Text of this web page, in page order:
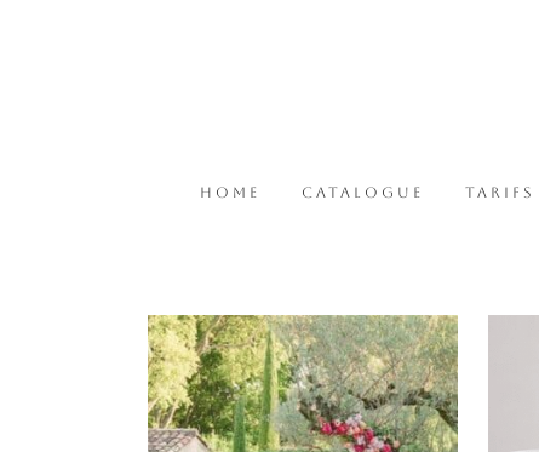
HOME CATALOGUE TARIFS